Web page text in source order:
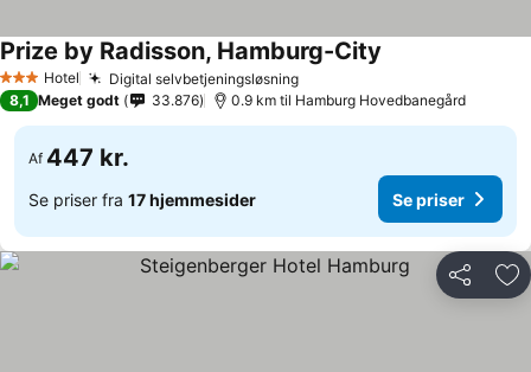
3 StjernerHotel Digital selvbetjeningsløsning
Prize by Radisson, Hamburg-City
8,1 Meget godt 33.876 0.9 km til Hamburg Hovedbanegård
Af 447 kr.
Se priser fra 17 hjemmesider Se priser
Del